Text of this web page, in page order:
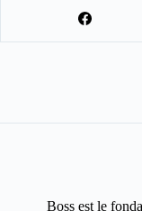
Boss est le